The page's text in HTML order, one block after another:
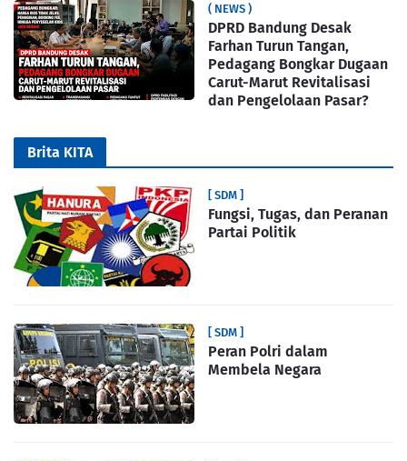
( NEWS )
DPRD Bandung Desak
Farhan Turun Tangan,
Pedagang Bongkar Dugaan
Carut-Marut Revitalisasi
dan Pengelolaan Pasar?
Brita KITA
[ SDM ]
Fungsi, Tugas, dan Peranan
Partai Politik
[ SDM ]
Peran Polri dalam
Membela Negara